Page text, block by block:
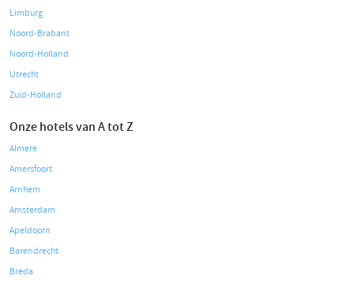
Limburg
Noord-Brabant
Noord-Holland
Utrecht
Zuid-Holland
Onze hotels van A tot Z
Almere
Amersfoort
Arnhem
Amsterdam
Apeldoorn
Barendrecht
Breda